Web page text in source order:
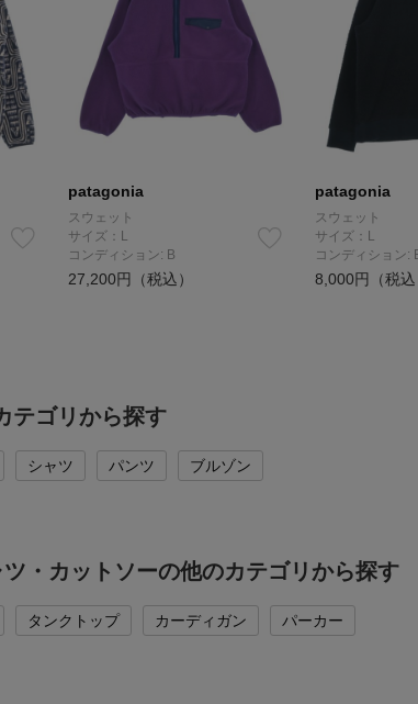
patagonia
スウェット
サイズ：L
コンディション: B
27,200円（税込）
patagonia
スウェット
サイズ：L
コンディション:
8,000円（税
テゴリから探す
シャツ パンツ ブルゾン
・カットソーの他のカテゴリから探す
タンクトップ カーディガン パーカー